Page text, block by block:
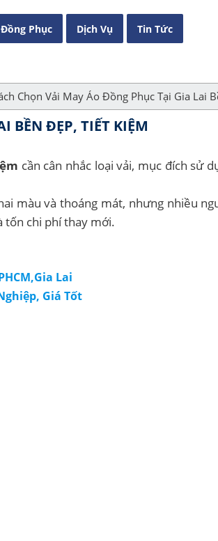
Phục Dịch Vụ Tin Tức
Chọn Vải May Áo Đồng Phục Tại Gia Lai
BỀN ĐẸP, TIẾT KIỆM
cần cân nhắc loại vải, mục đích sử
màu và thoáng mát, nhưng nhiều
tốn chi phí thay mới.
Lai
Giá Tốt